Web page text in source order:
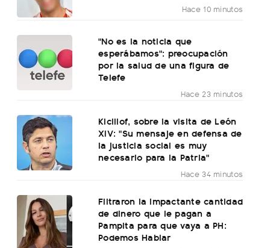
Hace 10 minutos
"No es la noticia que
esperábamos": preocupación
por la salud de una figura de
Telefe
Hace 23 minutos
Kicillof, sobre la visita de León
XIV: "Su mensaje en defensa de
la justicia social es muy
necesario para la Patria"
Hace 34 minutos
Filtraron la impactante cantidad
de dinero que le pagan a
Pampita para que vaya a PH:
Podemos Hablar